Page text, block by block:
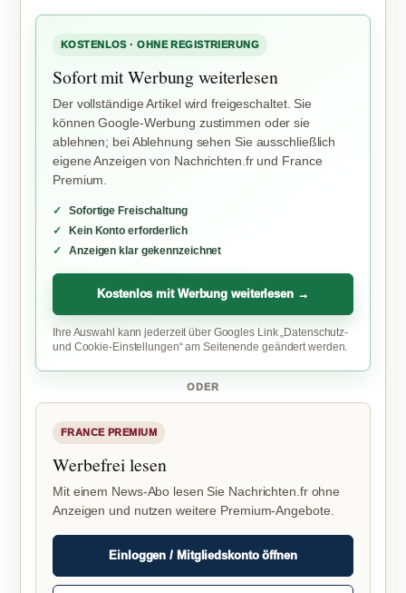
KOSTENLOS · OHNE REGISTRIERUNG
Sofort mit Werbung weiterlesen
Der vollständige Artikel wird freigeschaltet. Sie
können Google-Werbung zustimmen oder sie
ablehnen; bei Ablehnung sehen Sie ausschließlich
eigene Anzeigen von Nachrichten.fr und France
Premium.
Sofortige Freischaltung
Kein Konto erforderlich
Anzeigen klar gekennzeichnet
Kostenlos mit Werbung weiterlesen →
Ihre Auswahl kann jederzeit über Googles Link „Datenschutz-
und Cookie-Einstellungen“ am Seitenende geändert werden.
ODER
FRANCE PREMIUM
Werbefrei lesen
Mit einem News-Abo lesen Sie Nachrichten.fr ohne
Anzeigen und nutzen weitere Premium-Angebote.
Einloggen / Mitgliedskonto öffnen